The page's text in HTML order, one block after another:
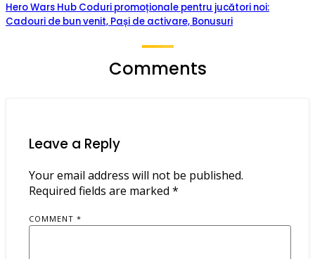
Hero Wars Hub Coduri promoționale pentru jucători noi:
Cadouri de bun venit, Pași de activare, Bonusuri
Comments
Leave a Reply
Your email address will not be published.
Required fields are marked *
COMMENT *